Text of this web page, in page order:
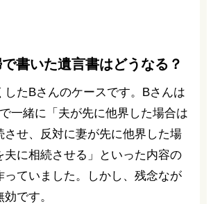
で書いた遺言書はどうなる？
したBさんのケースです。Bさんは
一緒に「夫が先に他界した場合は
させ、反対に妻が先に他界した場
夫に相続させる」といった内容の
っていました。しかし、残念なが
です。